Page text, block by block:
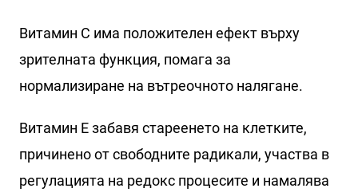
Витамин С има положителен ефект върху
зрителната функция, помага за
нормализиране на вътреочното налягане.
Витамин Е забавя стареенето на клетките,
причинено от свободните радикали, участва в
регулацията на редокс процесите и намалява